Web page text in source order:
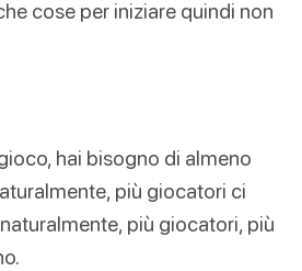
cose per iniziare quindi non
hai bisogno di almeno
più giocatori ci
più giocatori, più